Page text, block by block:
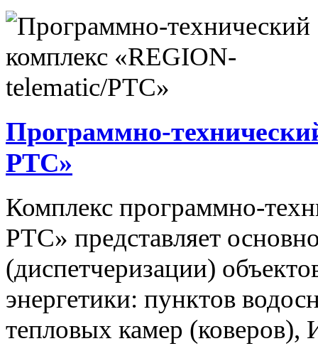
Программно-
РТС»
Комплекс программно-
РТС» представляет
(диспетчеризации)
энергетики: пунктов
тепловых камер